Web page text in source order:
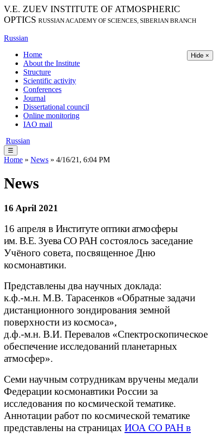
V.E. ZUEV INSTITUTE OF ATMOSPHERIC
OPTICS RUSSIAN ACADEMY OF SCIENCES, SIBERIAN BRANCH
Russian
Hide ×
Home
About the Institute
Structure
Scientific activity
Conferences
Journal
Dissertational council
Online monitoring
IAO mail
Russian
☰
Home » News » 4/16/21, 6:04 PM
News
16 April 2021
16 апреля в Институте оптики атмосферы
им. В.Е. Зуева СО РАНсостоялось заседание
Учёного совета, посвященное Дню
космонавтики.
Представлены два научных доклада:
к.ф.-м.н. М.В. Тарасенков «Обратные задачи
дистанционного зондирования земной
поверхности из космоса»,
д.ф.-м.н. В.И. Перевалов «Спектроскопическое
обеспечение исследований планетарных
атмосфер».
Семи научным сотрудникам вручены медали
Федерации космонавтики России за
исследования по космической тематике.
Аннотации работ по космической тематике
представлены на страницах ИОА СО РАН в